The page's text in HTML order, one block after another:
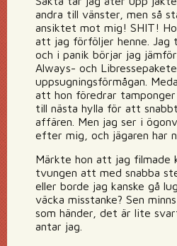
andra till vänster, men så
ansiktet mot mig! SHIT!
att jag förföljer henne.
och i panik börjar jag
Always- och
uppsugningsförmågan.
att hon föredrar
till nästa hylla för att
affären. Men jag ser i
efter mig, och jägaren har
Märkte hon att jag filmade
tvungen att med snabba
eller borde jag kanske gå
väcka misstanke? Sen
som händer, det är lite
antar jag.